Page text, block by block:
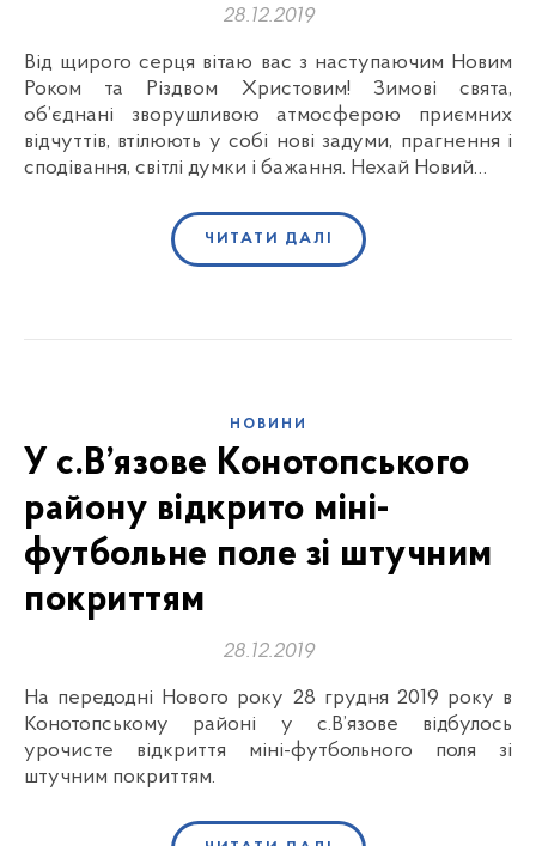
28.12.2019
Від щирого серця вітаю вас з наступаючим Новим
Роком та Різдвом Христовим! Зимові свята,
об’єднані зворушливою атмосферою приємних
відчуттів, втілюють у собі нові задуми, прагнення і
сподівання, світлі думки і бажання. Нехай Новий…
ЧИТАТИ ДАЛІ
НОВИНИ
У с.В’язове Конотопського
району відкрито міні-
футбольне поле зі штучним
покриттям
28.12.2019
На передодні Нового року 28 грудня 2019 року в
Конотопському районі у с.В’язове відбулось
урочисте відкриття міні-футбольного поля зі
штучним покриттям.